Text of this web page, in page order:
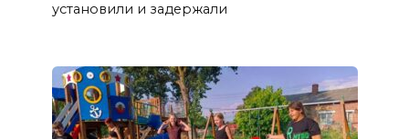
установили и задержали